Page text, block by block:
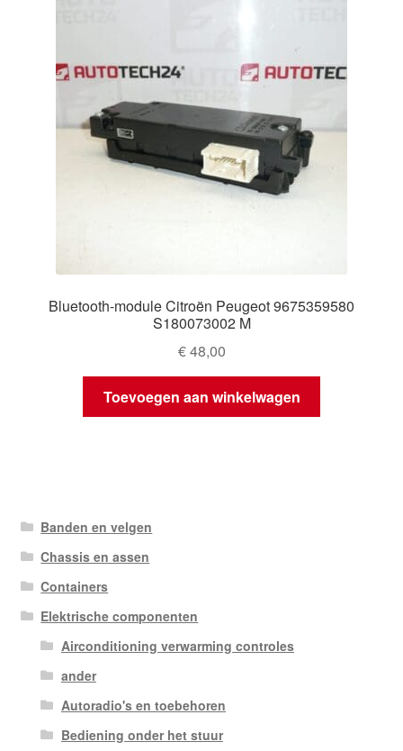
Bluetooth-module Citroën Peugeot 9675359580
S180073002 M
€48,00
Toevoegen aan winkelwagen
Banden en velgen
Chassis en assen
Containers
Elektrische componenten
Airconditioning verwarming controles
ander
Autoradio's en toebehoren
Bediening onder het stuur